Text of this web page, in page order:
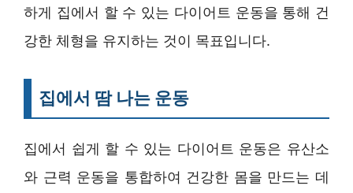
하게 집에서 할 수 있는 다이어트 운동을 통해 건
강한 체형을 유지하는 것이 목표입니다.
집에서 땀 나는 운동
집에서 쉽게 할 수 있는 다이어트 운동은 유산소
와 근력 운동을 통합하여 건강한 몸을 만드는 데